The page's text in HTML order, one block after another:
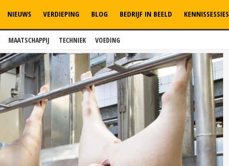
MAATSCHAPPIJ TECHNIEK VOEDING
NIEUWS VERDIEPING BLOG BEDRIJF IN BEELD KENNISSESSIES